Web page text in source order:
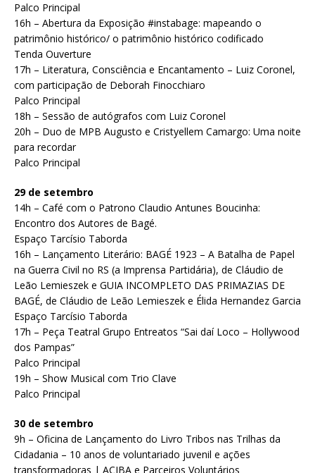
Palco Principal
16h – Abertura da Exposição #instabage: mapeando o
patrimônio histórico/ o patrimônio histórico codificado
Tenda Ouverture
17h – Literatura, Consciência e Encantamento – Luiz Coronel,
com participação de Deborah Finocchiaro
Palco Principal
18h – Sessão de autógrafos com Luiz Coronel
20h – Duo de MPB Augusto e Cristyellem Camargo: Uma noite
para recordar
Palco Principal
29 de setembro
14h – Café com o Patrono Claudio Antunes Boucinha:
Encontro dos Autores de Bagé.
Espaço Tarcísio Taborda
16h – Lançamento Literário: BAGÉ 1923 – A Batalha de Papel
na Guerra Civil no RS (a Imprensa Partidária), de Cláudio de
Leão Lemieszek e GUIA INCOMPLETO DAS PRIMAZIAS DE
BAGÉ, de Cláudio de Leão Lemieszek e Élida Hernandez Garcia
Espaço Tarcísio Taborda
17h – Peça Teatral Grupo Entreatos “Sai daí Loco – Hollywood
dos Pampas”
Palco Principal
19h – Show Musical com Trio Clave
Palco Principal
30 de setembro
9h – Oficina de Lançamento do Livro Tribos nas Trilhas da
Cidadania – 10 anos de voluntariado juvenil e ações
transformadoras | ACIBA e Parceiros Voluntários